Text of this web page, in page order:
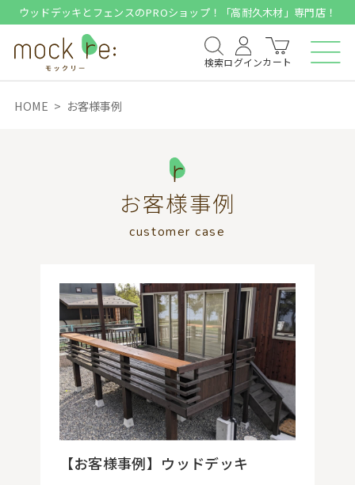
ウッドデッキとフェンスのPROショップ！「高耐久木材」専門店！
検索ログインカート
HOME お客様事例
お客様事例
customer case
【お客様事例】ウッドデッキ